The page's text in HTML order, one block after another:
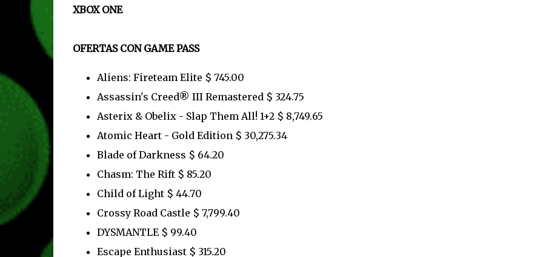
XBOX ONE
OFERTAS CON GAME PASS
Aliens: Fireteam Elite $ 745.00
Assassin's Creed® III Remastered $ 324.75
Asterix & Obelix - Slap Them All! 1+2 $ 8,749.65
Atomic Heart - Gold Edition $ 30,275.34
Blade of Darkness $ 64.20
Chasm: The Rift $ 85.20
Child of Light $ 44.70
Crossy Road Castle $ 7,799.40
DYSMANTLE $ 99.40
Escape Enthusiast $ 315.20